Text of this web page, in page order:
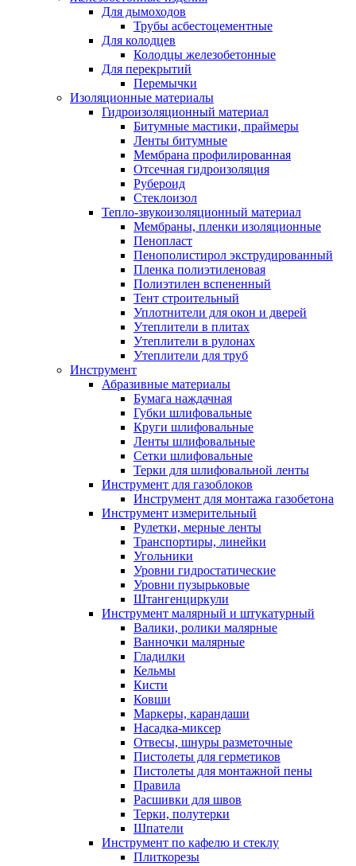
Для дымоходов
Трубы асбестоцементные
Для колодцев
Колодцы железобетонные
Для перекрытий
Перемычки
Изоляционные материалы
Гидроизоляционный материал
Битумные мастики, праймеры
Ленты битумные
Мембрана профилированная
Отсечная гидроизоляция
Рубероид
Стеклоизол
Тепло-звукоизоляционный материал
Мембраны, пленки изоляционные
Пенопласт
Пенополистирол экструдированный
Пленка полиэтиленовая
Полиэтилен вспененный
Тент строительный
Уплотнители для окон и дверей
Утеплители в плитах
Утеплители в рулонах
Утеплители для труб
Инструмент
Абразивные материалы
Бумага наждачная
Губки шлифовальные
Круги шлифовальные
Ленты шлифовальные
Сетки шлифовальные
Терки для шлифовальной ленты
Инструмент для газоблоков
Инструмент для монтажа газобетона
Инструмент измерительный
Рулетки, мерные ленты
Транспортиры, линейки
Угольники
Уровни гидростатические
Уровни пузырьковые
Штангенциркули
Инструмент малярный и штукатурный
Валики, ролики малярные
Ванночки малярные
Гладилки
Кельмы
Кисти
Ковши
Маркеры, карандаши
Насадка-миксер
Отвесы, шнуры разметочные
Пистолеты для герметиков
Пистолеты для монтажной пены
Правила
Расшивки для швов
Терки, полутерки
Шпатели
Инструмент по кафелю и стеклу
Плиткорезы